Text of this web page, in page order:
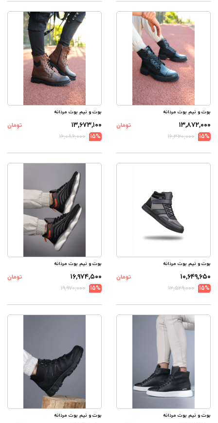
بوت و نیم بوت مردانه
۱۳,۸۷۲,۰۰۰
تومان
15%
۱۶,۳۲۰,۰۰۰
بوت و نیم بوت مردانه
۱۳,۶۷۳,۱۰۰
تومان
15%
۱۶,۰۸۶,۰۰۰
بوت و نیم بوت مردانه
۱۰,۶۴۹,۶۵۰
تومان
15%
۱۲,۵۲۹,۰۰۰
بوت و نیم بوت مردانه
۱۶,۹۷۴,۵۰۰
تومان
15%
۱۹,۹۷۰,۰۰۰
بوت و نیم بوت مردانه بوت و نیم بوت مردانه